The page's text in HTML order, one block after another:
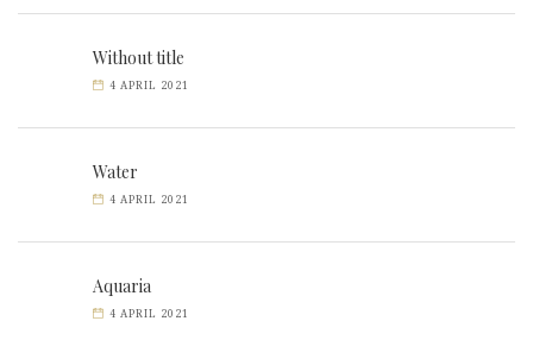
Without title
4 APRIL 2021
Water
4 APRIL 2021
Aquaria
4 APRIL 2021